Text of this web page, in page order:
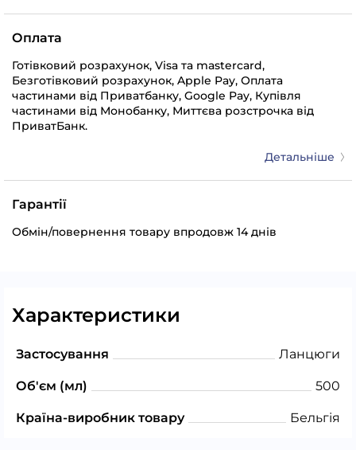
Оплата
Готівковий розрахунок, Visa та mastercard,
Безготівковий розрахунок, Apple Pay, Оплата
частинами від Приватбанку, Google Pay, Купівля
частинами від Монобанку, Миттєва розстрочка від
ПриватБанк.
Детальніше
Гарантії
Обмін/повернення товару впродовж 14 днів
Характеристики
Застосування Ланцюги
Об'єм (мл) 500
Країна-виробник товару Бельгія